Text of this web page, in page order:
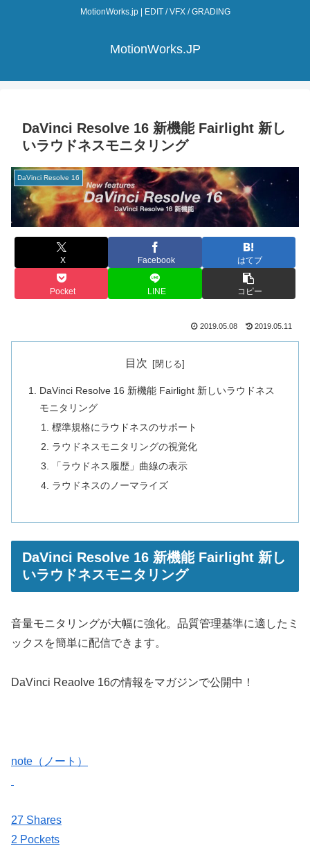
MotionWorks.jp | EDIT / VFX / GRADING
MotionWorks.JP
DaVinci Resolve 16 新機能 Fairlight 新し
いラウドネスモニタリング
DaVinci Resolve 16
X Facebook はてブ
Pocket LINE コピー
2019.05.08 2019.05.11
目次
DaVinci Resolve 16 新機能 Fairlight 新しいラウドネス
モニタリング
標準規格にラウドネスのサポート
ラウドネスモニタリングの視覚化
「ラウドネス履歴」曲線の表示
ラウドネスのノーマライズ
DaVinci Resolve 16 新機能 Fairlight 新し
いラウドネスモニタリング
音量モニタリングが大幅に強化。品質管理基準に適したミ
ックスを簡単に配信できます。
DaVinci Reaolve 16の情報をマガジンで公開中！
note（ノート）
27 Shares
2 Pockets